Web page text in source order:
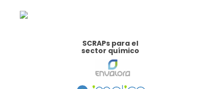
SCRAPs para el
sector químico